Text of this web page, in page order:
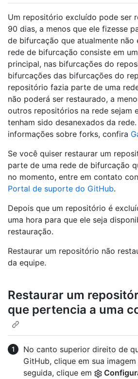
Um repositório excluído pode ser
90 dias, a menos que ele fizesse
de bifurcação que atualmente não
rede de bifurcação consiste em
principal, nas bifurcações do
bifurcações das bifurcações do
repositório fazia parte de uma
não poderá ser restaurado, a
outros repositórios na rede sejam
tenham sido desanexados da
informações sobre forks, confira
Se você quiser restaurar um
parte de uma rede de bifurcação
no momento, entre em contato
Portal de suporte do GitHub.
Depois que um repositório é
uma hora para que ele seja
restauração.
Restaurar um repositório não
da equipe.
Restaurar um
que pertencia a uma
No canto superior direito de
GitHub, clique em sua
seguida, clique em